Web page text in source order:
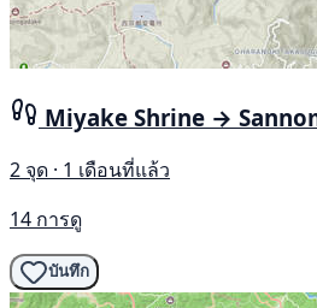
Miyake Shrine →
2 จุด · 1 เดือนที่แล้ว
14 การดู
บันทึก